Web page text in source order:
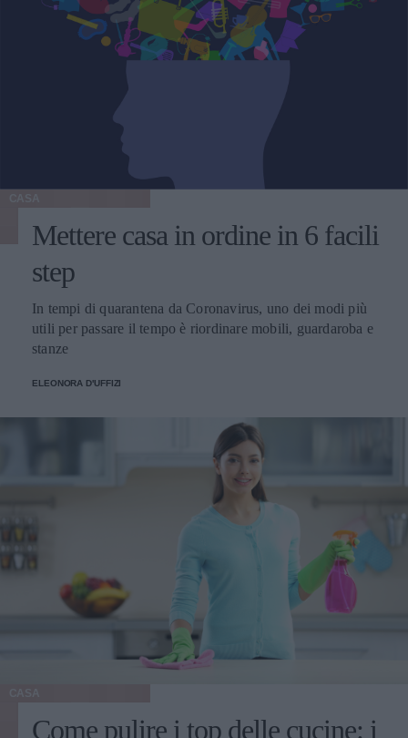
Mettere casa in ordine in 6 facili
step
In tempi di quarantena da Coronavirus, uno dei modi più
utili per passare il tempo è riordinare mobili, guardaroba e
stanze
ELEONORA D'UFFIZI
Come pulire i top delle cucine: i